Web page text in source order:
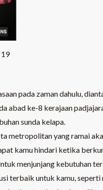
19
pada zaman dahulu,
abad ke-8 kerajaan
sunda kelapa.
metropolitan yang ramai
kamu hindari ketika
menjunjang kebutuhan
terbaik untuk kamu,